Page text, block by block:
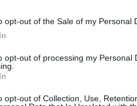
opt-out of the Sale of my Personal
opt-out of processing my Personal
opt-out of Collection, Use,